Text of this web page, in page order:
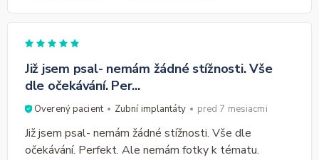
Již jsem psal- nemám žádné stížnosti. Vše
dle očekávání. Per...
Overený pacient Zubní implantáty pred 7 mesiacmi
Již jsem psal- nemám žádné stížnosti. Vše dle
očekávání. Perfekt. Ale nemám fotky k tématu.